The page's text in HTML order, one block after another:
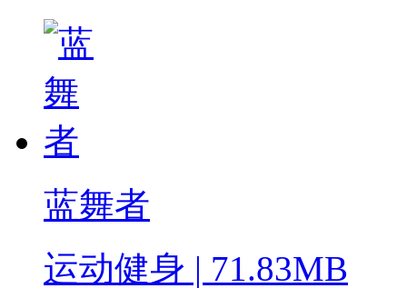
蓝舞者
运动健身 | 71.83MB